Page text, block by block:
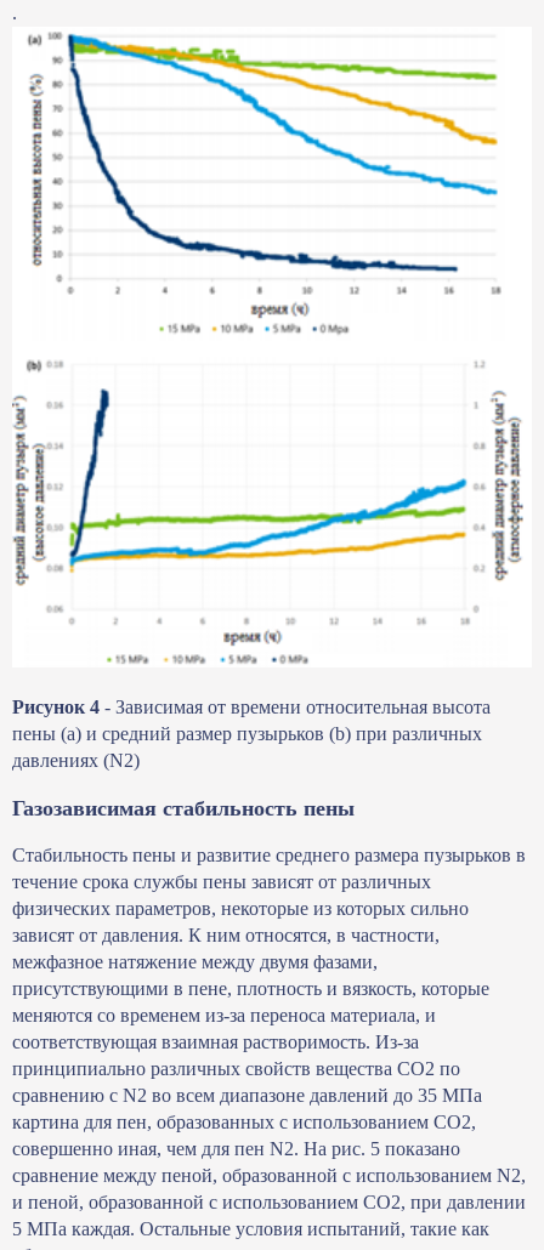
.
Рисунок 4 - Зависимая от времени относительная высота
пены (a) и средний размер пузырьков (b) при различных
давлениях (N2)
Газозависимая стабильность пены
Стабильность пены и развитие среднего размера пузырьков в
течение срока службы пены зависят от различных
физических параметров, некоторые из которых сильно
зависят от давления. К ним относятся, в частности,
межфазное натяжение между двумя фазами,
присутствующими в пене, плотность и вязкость, которые
меняются со временем из-за переноса материала, и
соответствующая взаимная растворимость. Из-за
принципиально различных свойств вещества СО2 по
сравнению с N2 во всем диапазоне давлений до 35 МПа
картина для пен, образованных с использованием СО2,
совершенно иная, чем для пен N2. На рис. 5 показано
сравнение между пеной, образованной с использованием N2,
и пеной, образованной с использованием CO2, при давлении
5 МПа каждая. Остальные условия испытаний, такие как